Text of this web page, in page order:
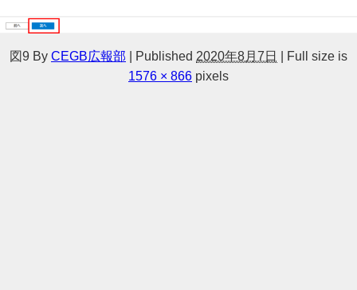
図9 By CEGB広報部 Published 2020年8月7日
Full size is
1576 × 866 pixels